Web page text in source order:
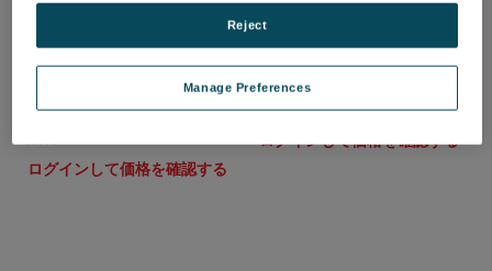
Freeform L 700 [基本軸-
XYZ]
ログインして価格を確認する
Nanoform L 1000 ultra
grind [基本軸-XZ]
ログインして価格を確認する
Manage Preferences
Reject